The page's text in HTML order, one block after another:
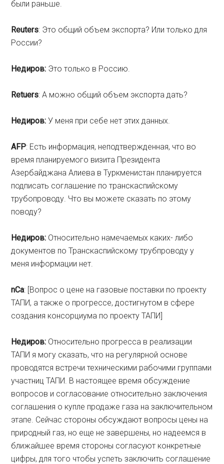
были раньше.
Reuters: Это общий объем экспорта? Или только для
России?
Недиров: Это только в Россию.
Retuers: А можно общий объем экспорта дать?
Недиров:У меня при себе нет этих данных.
AFP: Есть информация, неподтвержденная, что во
время планируемого визита Президента
Азербайджана Алиева в Туркменистан планируется
подписать соглашение по транскаспийскому
трубопроводу. Что вы можете сказать по этому
поводу?
Недиров: Относительно намечаемых каких- либо
документов по Транскаспийскому трубпроводу у
меня информации нет.
nCa: [Вопрос о цене на газовые поставки по проекту
ТАПИ, а также о прогрессе, достигнутом в сфере
создания консорциума по проекту ТАПИ]
Недиров: Относительно прогресса в реализации
ТАПИ я могу сказать, что на регулярной основе
проводятся встречи техническими рабочими группами
участниц ТАПИ. В настоящее время обсуждение
вопросов и согласование относительно заключения
соглашения о купле продаже газа на заключительном
этапе. Сейчас стороны обсуждают вопросы цены на
природный газ, но еще не завершены, но надеемся в
ближайшее время стороны согласуют конкретные
цифры, для того чтобы успеть заключить соглашение